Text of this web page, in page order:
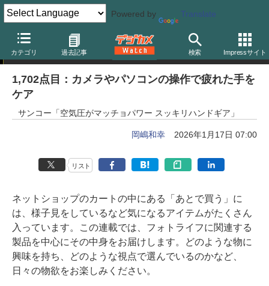
Powered by Translate
カテゴリ 過去記事 検索 Impressサイト
岡嶋和幸の「あとで買う」
1,702点目：カメラやパソコンの操作で疲れた手を
ケア
サンコー「空気圧がマッチョパワー スッキリハンドギア」
岡嶋和幸 2026年1月17日 07:00
リスト
ネットショップのカートの中にある「あとで買う」に
は、様子見をしているなど気になるアイテムがたくさん
入っています。この連載では、フォトライフに関連する
製品を中心にその中身をお届けします。どのような物に
興味を持ち、どのような視点で選んでいるのかなど、
日々の物欲をお楽しみください。